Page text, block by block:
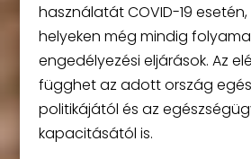
használatát COVID-19
helyeken még mindig
engedélyezési eljárások. Az
függhet az adott ország
politikájától és az
kapacitásától is.